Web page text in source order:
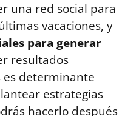
una red social para
vacaciones, y
para generar
resultados
es determinante
estrategias
hacerlo después